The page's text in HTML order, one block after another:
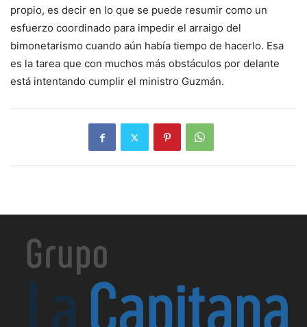
propio, es decir en lo que se puede resumir como un
esfuerzo coordinado para impedir el arraigo del
bimonetarismo cuando aún había tiempo de hacerlo. Esa
es la tarea que con muchos más obstáculos por delante
está intentando cumplir el ministro Guzmán.